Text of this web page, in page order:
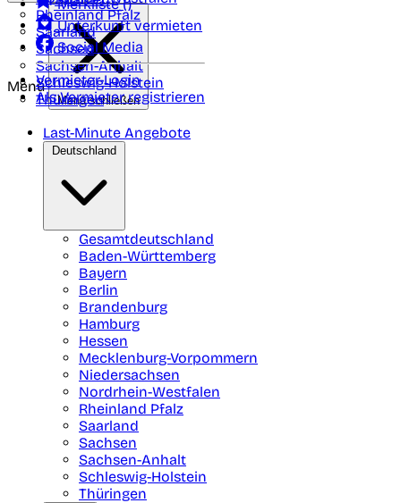
Rheinland Pfalz
Saarland
Sachsen
Sachsen-Anhalt
Schleswig-Holstein
Thüringen
Merkliste ()
Unterkunft vermieten
Social Media
Vermieter-Login
Als Vermieter registrieren
Menü
Menü schließen
Last-Minute Angebote
Deutschland
Gesamtdeutschland
Baden-Württemberg
Bayern
Berlin
Brandenburg
Hamburg
Hessen
Mecklenburg-Vorpommern
Niedersachsen
Nordrhein-Westfalen
Rheinland Pfalz
Saarland
Sachsen
Sachsen-Anhalt
Schleswig-Holstein
Thüringen